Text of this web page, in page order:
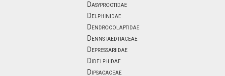
Dasyproctidae
Delphinidae
Dendrocolaptidae
Dennstaedtiaceae
Depressariidae
Didelphidae
Dipsacaceae